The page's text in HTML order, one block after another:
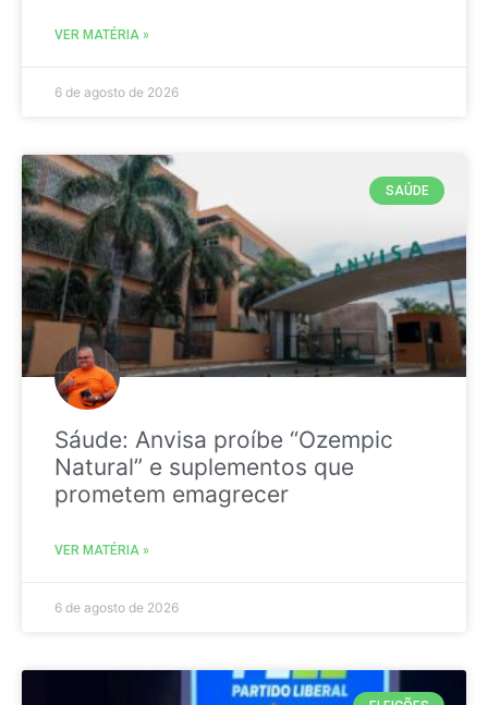
VER MATÉRIA »
6 de agosto de 2026
SAÚDE
Sáude: Anvisa proíbe “Ozempic
Natural” e suplementos que
prometem emagrecer
VER MATÉRIA »
6 de agosto de 2026